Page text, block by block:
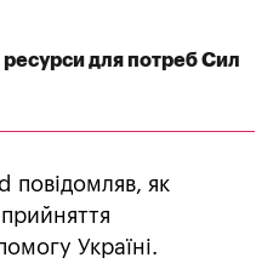
ресурси для потреб Сил
повідомляв, як
прийняття
Україні.